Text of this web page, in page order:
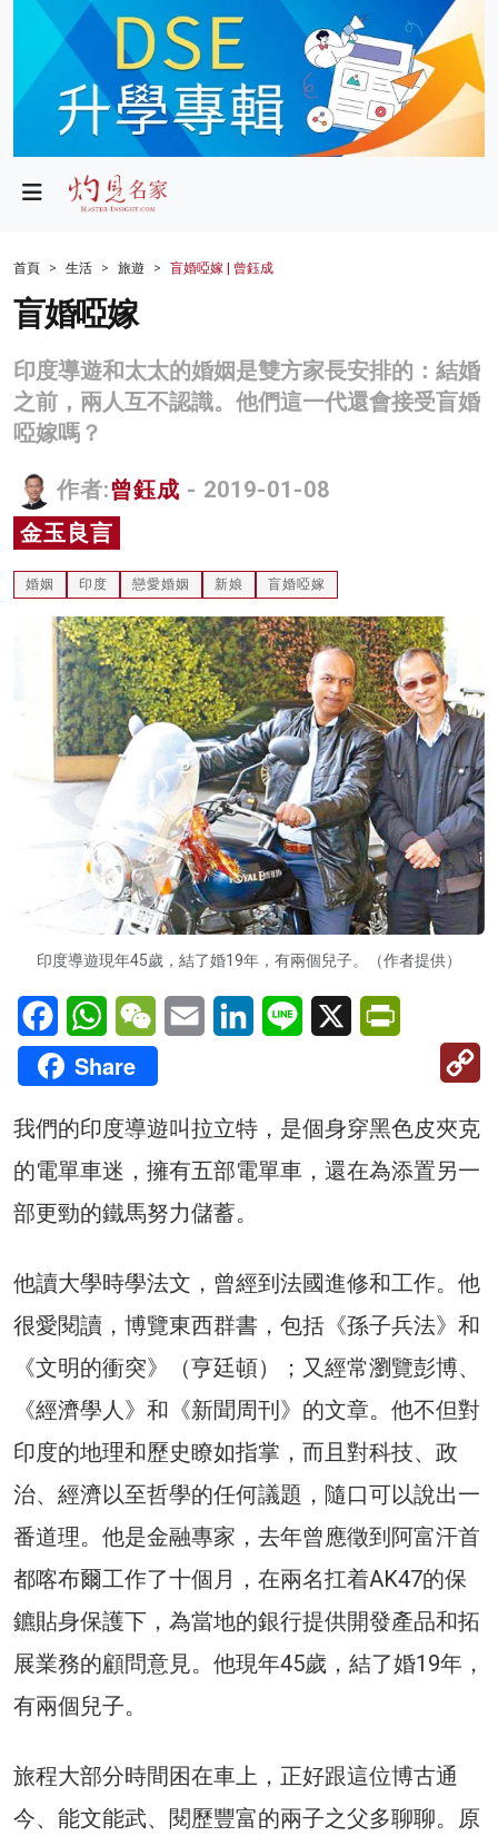
政局
財經
生活
商業
科技
影片
名家榜
灼見活動
關於我們
首頁 生活 旅遊 盲婚啞嫁 | 曾鈺成
盲婚啞嫁
印度導遊和太太的婚姻是雙方家長安排的：結婚
之前，兩人互不認識。他們這一代還會接受盲婚
啞嫁嗎？
作者:曾鈺成 - 2019-01-08
金玉良言
婚姻 印度 戀愛婚姻 新娘 盲婚啞嫁
印度導遊現年45歲，結了婚19年，有兩個兒子。（作者提供）
FacebookWhatsAppWeChatEmail LinkedInLine X
Share
我們的印度導遊叫拉立特，是個身穿黑色皮夾克
的電單車迷，擁有五部電單車，還在為添置另一
部更勁的鐵馬努力儲蓄。
他讀大學時學法文，曾經到法國進修和工作。他
很愛閱讀，博覽東西群書，包括《孫子兵法》和
《文明的衝突》（亨廷頓）；又經常瀏覽彭博、
《經濟學人》和《新聞周刊》的文章。他不但對
印度的地理和歷史瞭如指掌，而且對科技、政
治、經濟以至哲學的任何議題，隨口可以說出一
番道理。他是金融專家，去年曾應徵到阿富汗首
都喀布爾工作了十個月，在兩名扛着AK47的保
鑣貼身保護下，為當地的銀行提供開發產品和拓
展業務的顧問意見。他現年45歲，結了婚19年，
有兩個兒子。
旅程大部分時間困在車上，正好跟這位博古通
今、能文能武、閱歷豐富的兩子之父多聊聊。原